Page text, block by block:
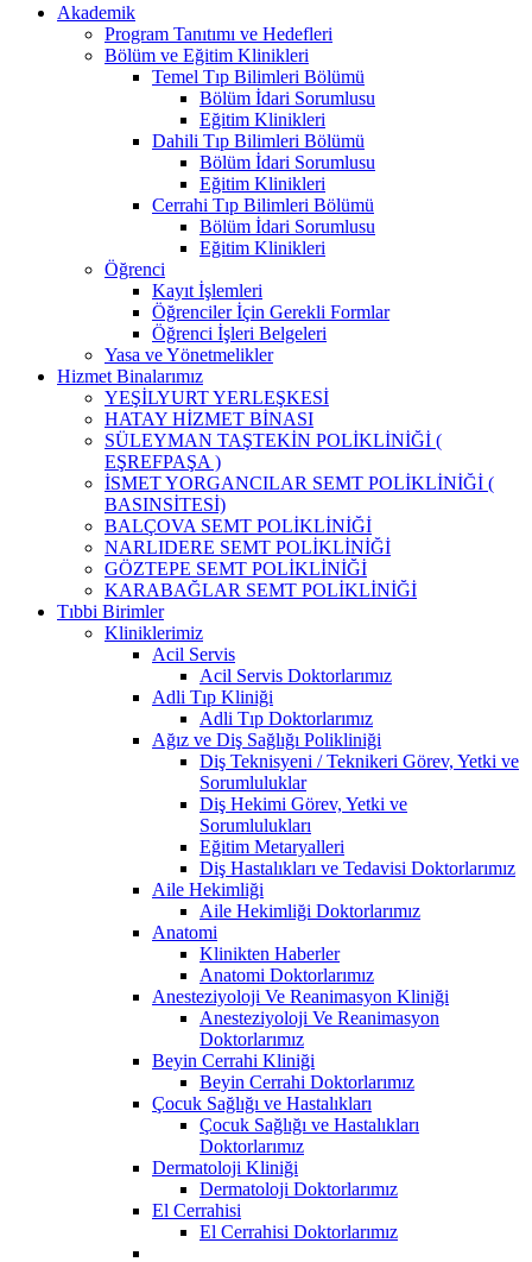
Akademik
Program Tanıtımı ve Hedefleri
Bölüm ve Eğitim Klinikleri
Temel Tıp Bilimleri Bölümü
Bölüm İdari Sorumlusu
Eğitim Klinikleri
Dahili Tıp Bilimleri Bölümü
Bölüm İdari Sorumlusu
Eğitim Klinikleri
Cerrahi Tıp Bilimleri Bölümü
Bölüm İdari Sorumlusu
Eğitim Klinikleri
Öğrenci
Kayıt İşlemleri
Öğrenciler İçin Gerekli Formlar
Öğrenci İşleri Belgeleri
Yasa ve Yönetmelikler
Hizmet Binalarımız
YEŞİLYURT YERLEŞKESİ
HATAY HİZMET BİNASI
SÜLEYMAN TAŞTEKİN POLİKLİNİĞİ (
EŞREFPAŞA )
İSMET YORGANCILAR SEMT POLİKLİNİĞİ (
BASINSİTESİ)
BALÇOVA SEMT POLİKLİNİĞİ
NARLIDERE SEMT POLİKLİNİĞİ
GÖZTEPE SEMT POLİKLİNİĞİ
KARABAĞLAR SEMT POLİKLİNİĞİ
Tıbbi Birimler
Kliniklerimiz
Acil Servis
Acil Servis Doktorlarımız
Adli Tıp Kliniği
Adli Tıp Doktorlarımız
Ağız ve Diş Sağlığı Polikliniği
Diş Teknisyeni / Teknikeri Görev, Yetki ve
Sorumluluklar
Diş Hekimi Görev, Yetki ve
Sorumlulukları
Eğitim Metaryalleri
Diş Hastalıkları ve Tedavisi Doktorlarımız
Aile Hekimliği
Aile Hekimliği Doktorlarımız
Anatomi
Klinikten Haberler
Anatomi Doktorlarımız
Anesteziyoloji Ve Reanimasyon Kliniği
Anesteziyoloji Ve Reanimasyon
Doktorlarımız
Beyin Cerrahi Kliniği
Beyin Cerrahi Doktorlarımız
Çocuk Sağlığı ve Hastalıkları
Çocuk Sağlığı ve Hastalıkları
Doktorlarımız
Dermatoloji Kliniği
Dermatoloji Doktorlarımız
El Cerrahisi
El Cerrahisi Doktorlarımız